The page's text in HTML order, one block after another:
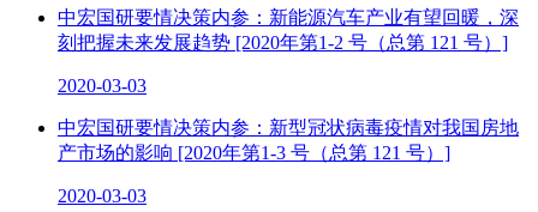
中宏国研要情决策内参：新能源汽车产业有望回暖，深
刻把握未来发展趋势 [2020年第1-2 号（总第 121 号）]
2020-03-03
中宏国研要情决策内参：新型冠状病毒疫情对我国房地
产市场的影响 [2020年第1-3 号（总第 121 号）]
2020-03-03